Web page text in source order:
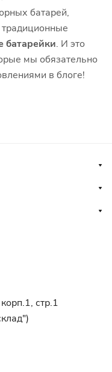
батарей,
батарейки. И это
мы обязательно
в блоге!
стр.1